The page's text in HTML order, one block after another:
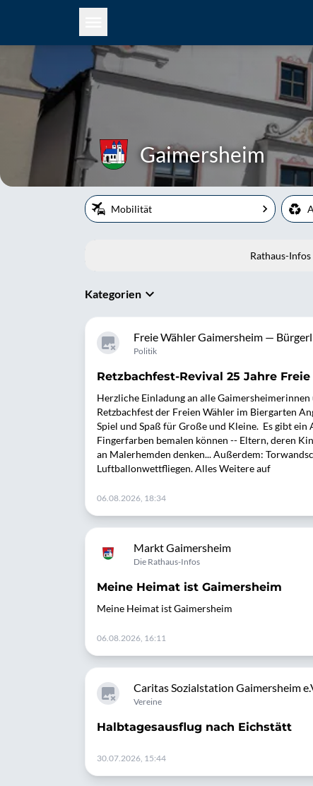
Gaimersheim
Mobilität
Rathaus-Infos
Kategorien
Freie Wähler Gaimersheim —
Politik
Retzbachfest-Revival 25 Jahre
Herzliche Einladung an alle
Retzbachfest der Freien Wähler im Biergarten
Spiel und Spaß für Große und Kleine. Es gibt ein
Fingerfarben bemalen können -- Eltern, deren
an Malerhemden denken... Außerdem:
Luftballonwettfliegen. Alles Weitere auf
06.08.2026, 18:34
Markt Gaimersheim
Die Rathaus-Infos
Meine Heimat ist Gaimersheim
Meine Heimat ist Gaimersheim
06.08.2026, 16:11
Caritas Sozialstation Gaimersheim
Vereine
Halbtagesausflug nach Eichstätt
30.07.2026, 15:44